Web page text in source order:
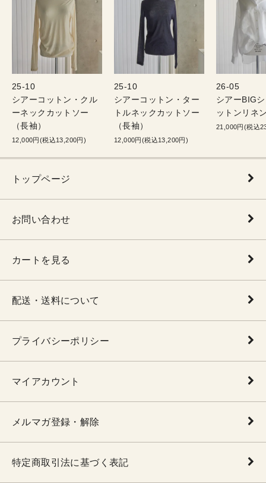
25-10
シアーコットン・クル
ーネックカットソー
（長袖）
12,000円(税込13,200円)
25-10
シアーコットン・ター
トルネックカットソー
（長袖）
12,000円(税込13,200円)
26-05
シアーBIG
ットンリネ
21,000円(税込
トップページ
お問い合わせ
カートを見る
配送・送料について
プライバシーポリシー
マイアカウント
メルマガ登録・解除
特定商取引法に基づく表記